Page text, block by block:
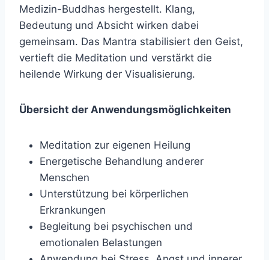
Medizin-Buddhas hergestellt. Klang,
Bedeutung und Absicht wirken dabei
gemeinsam. Das Mantra stabilisiert den Geist,
vertieft die Meditation und verstärkt die
heilende Wirkung der Visualisierung.
Übersicht der Anwendungsmöglichkeiten
Meditation zur eigenen Heilung
Energetische Behandlung anderer
Menschen
Unterstützung bei körperlichen
Erkrankungen
Begleitung bei psychischen und
emotionalen Belastungen